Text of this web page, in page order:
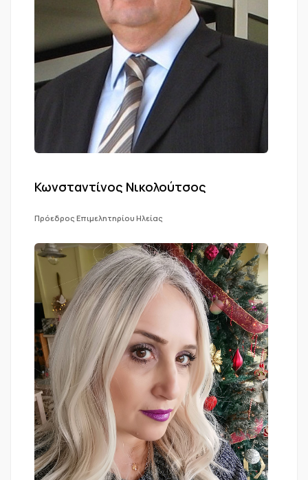
Κωνσταντίνος Νικολούτσος
Πρόεδρος Επιμελητηρίου Ηλείας